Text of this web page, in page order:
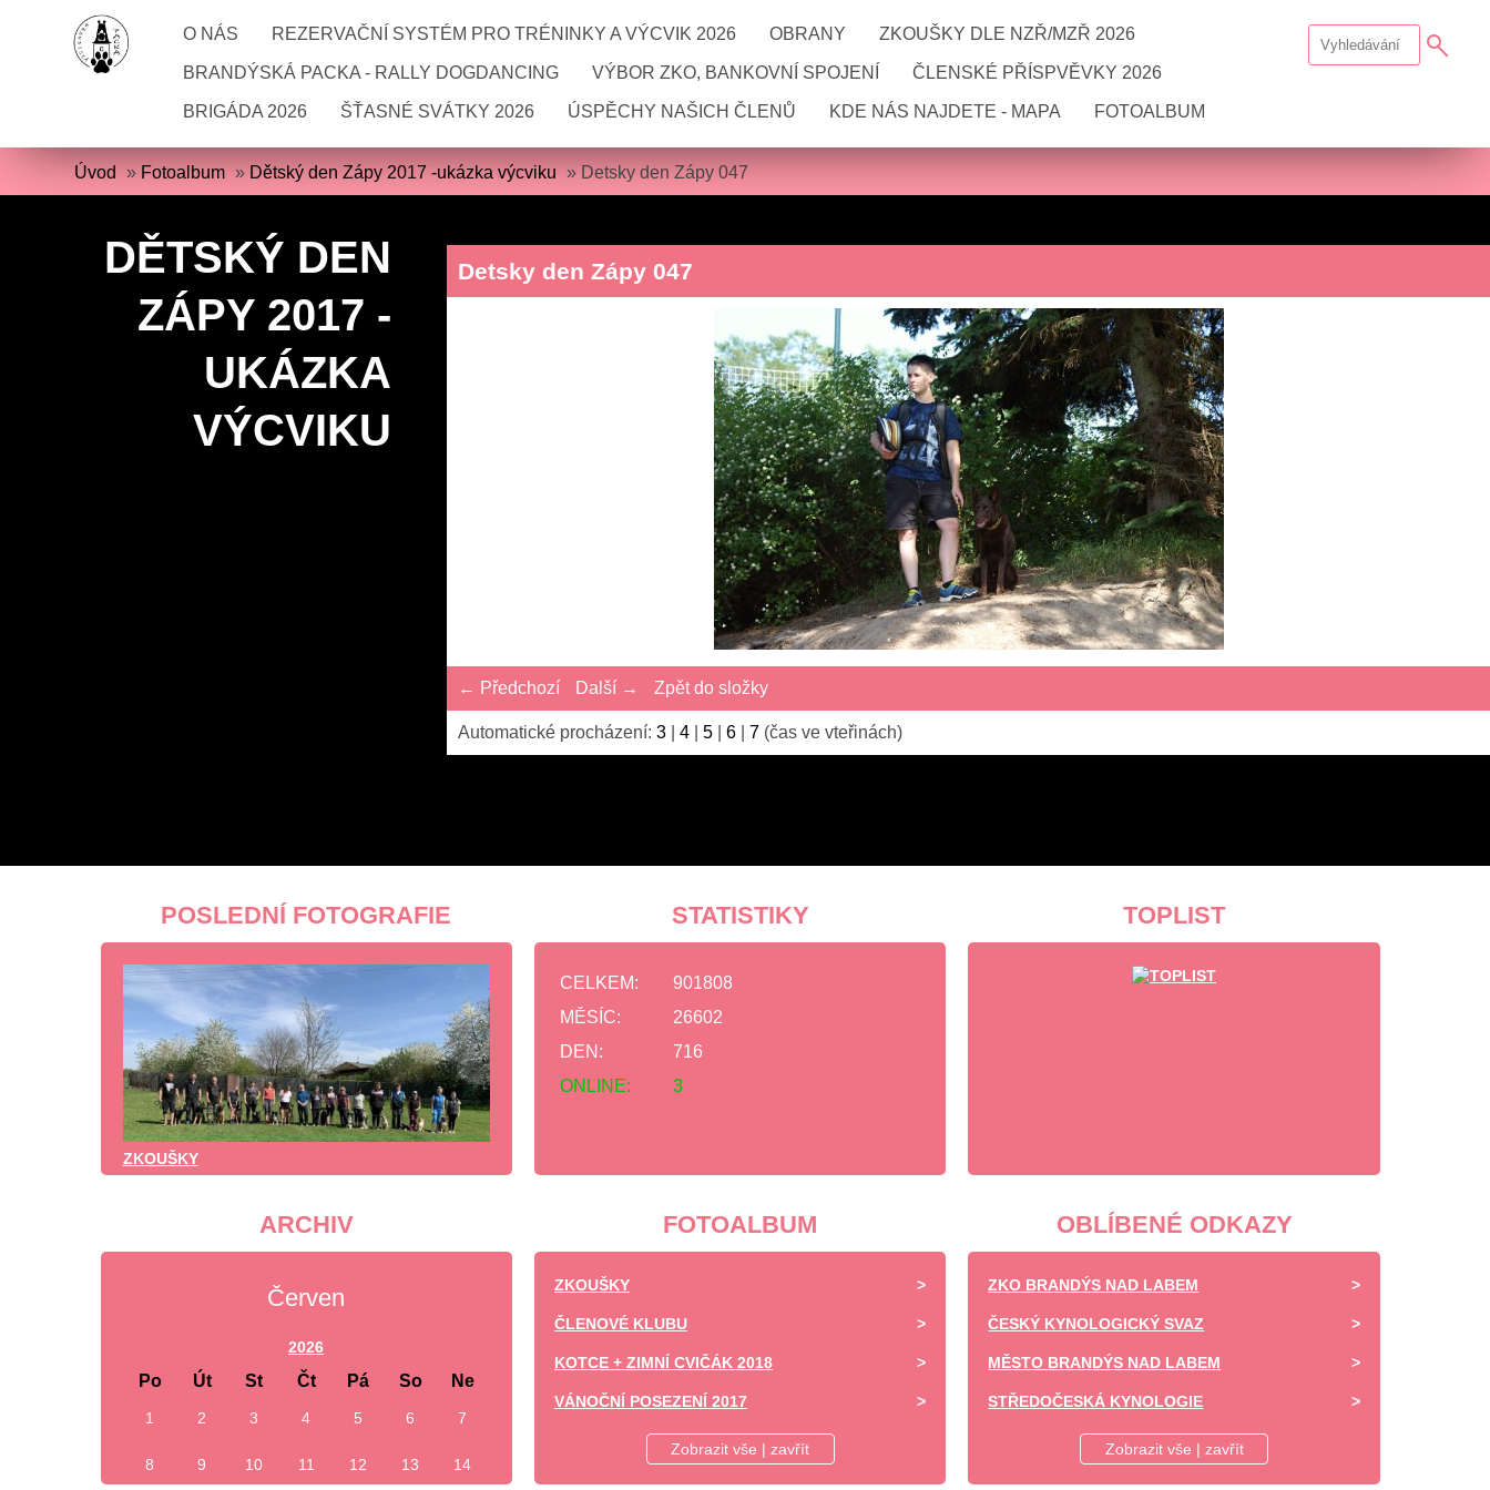
O NÁS REZERVAČNÍ SYSTÉM PRO TRÉNINKY A VÝCVIK 2026 OBRANY ZKOUŠKY DLE NZŘ/MZŘ 2026
BRANDÝSKÁ PACKA - RALLY DOGDANCING VÝBOR ZKO, BANKOVNÍ SPOJENÍ ČLENSKÉ PŘÍSPVĚVKY 2026
BRIGÁDA 2026 ŠŤASNÉ SVÁTKY 2026 ÚSPĚCHY NAŠICH ČLENŮ KDE NÁS NAJDETE - MAPA FOTOALBUM
Úvod » Fotoalbum » Dětský den Zápy 2017 -ukázka výcviku » Detsky den Zápy 047
DĚTSKÝ DEN
ZÁPY 2017 -
UKÁZKA
VÝCVIKU
Detsky den Zápy 047
← Předchozí Další → Zpět do složky
Automatické procházení:3 |4 |5 |6 |7 (čas ve vteřinách)
POSLEDNÍ FOTOGRAFIE
ZKOUŠKY
STATISTIKY
ONLINE: 3
CELKEM:
901808
MĚSÍC:
26602
DEN:
716
TOPLIST
ARCHIV
Červen
2026
Po Út St Čt Pá So Ne
1 2 3 4 5 6 7
8 9 10 11 12 13 14
FOTOALBUM
ZKOUŠKY
ČLENOVÉ KLUBU
KOTCE + ZIMNÍ CVIČÁK 2018
VÁNOČNÍ POSEZENÍ 2017
DĚTSKÝ DEN ZÁPY 2017 -UKÁZKA VÝCVIKU
Zobrazit vše | zavřít
OBLÍBENÉ ODKAZY
ZKO BRANDÝS NAD LABEM
ČESKÝ KYNOLOGICKÝ SVAZ
MĚSTO BRANDÝS NAD LABEM
STŘEDOČESKÁ KYNOLOGIE
DAISY OF HIGHLAND - CHOVATELSKÁ STANICE -
Zobrazit vše | zavřít